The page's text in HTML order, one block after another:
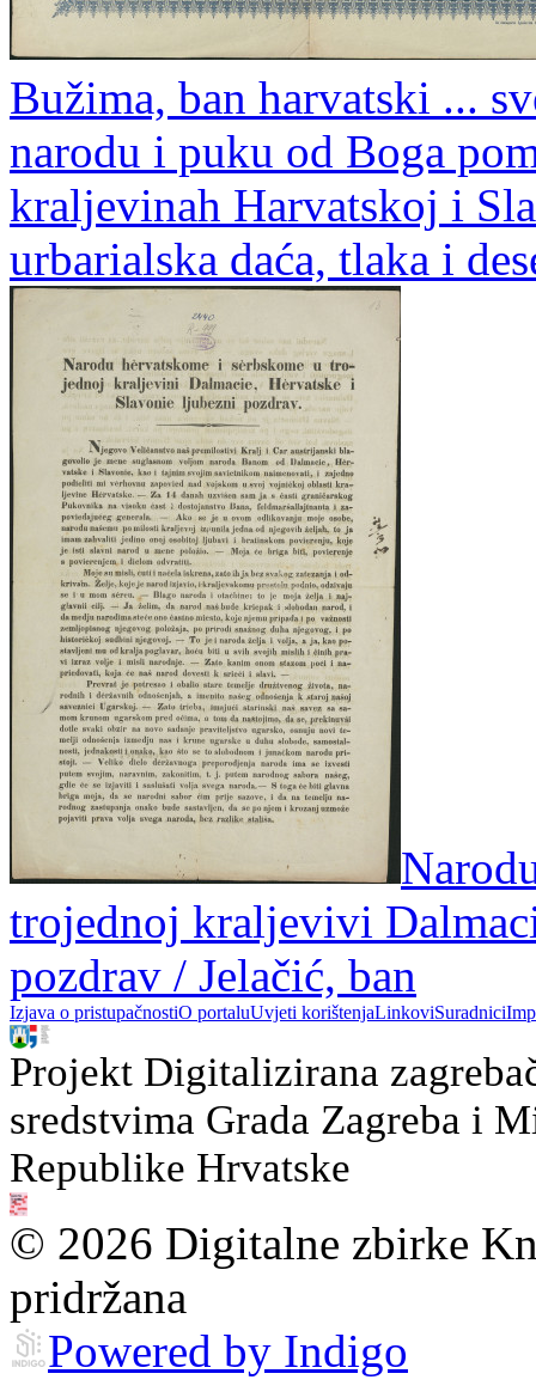
Bužima, ban harvatski ...
narodu i puku od Boga
kraljevinah Harvatskoj i
urbarialska daća, tlaka i
trojednoj kraljevivi
pozdrav / Jelačić, ban
Izjava o pristupačnostiO portaluUvjeti korištenjaLinkoviSuradnici
Projekt Digitalizirana
sredstvima Grada Zagreba i
Republike Hrvatske
© 2026 Digitalne zbirke
pridržana
Powered by Indigo